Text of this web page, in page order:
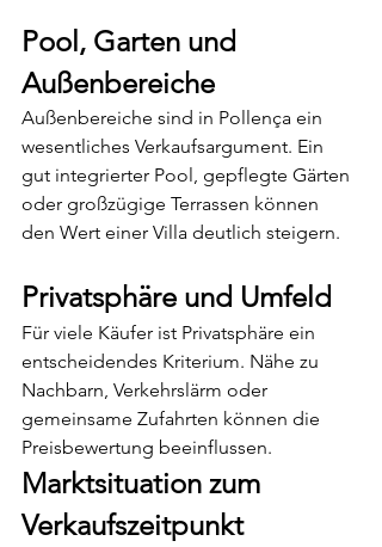
Pool, Garten und
Außenbereiche
Außenbereiche sind in Pollença ein
wesentliches Verkaufsargument. Ein
gut integrierter Pool, gepflegte Gärten
oder großzügige Terrassen können
den Wert einer Villa deutlich steigern.
Privatsphäre und Umfeld
Für viele Käufer ist Privatsphäre ein
entscheidendes Kriterium. Nähe zu
Nachbarn, Verkehrslärm oder
gemeinsame Zufahrten können die
Preisbewertung beeinflussen.
Marktsituation zum
Verkaufszeitpunkt